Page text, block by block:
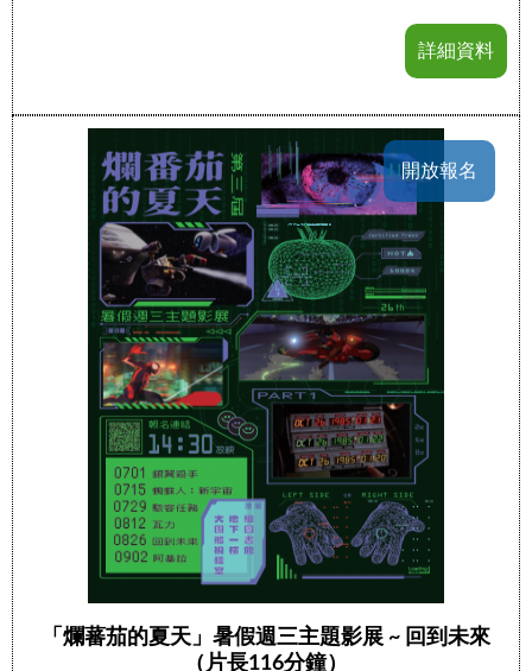
詳細資料
開放報名
「爛蕃茄的夏天」暑假週三主題影展 ~ 回到未來
（片長116分鐘）